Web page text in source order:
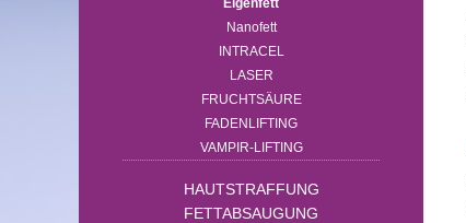
Eigenfett
Nanofett
INTRACEL
LASER
FRUCHTSÄURE
FADENLIFTING
VAMPIR-LIFTING
HAUTSTRAFFUNG
FETTABSAUGUNG